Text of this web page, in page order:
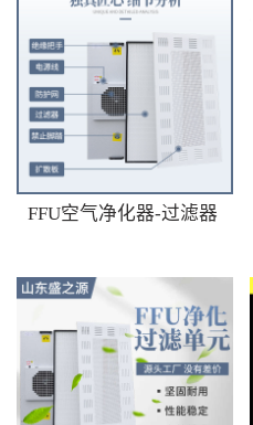
FFU空气净化器-过滤器